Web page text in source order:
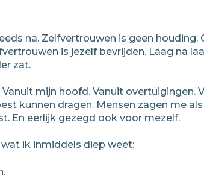
na. Zelfvertrouwen is geen houding.
is jezelf bevrijden. Laag na
zat.
Vanuit mijn hoofd. Vanuit overtuigingen.
kunnen dragen. Mensen zagen me
En eerlijk gezegd ook voor mezelf.
ik inmiddels diep weet: